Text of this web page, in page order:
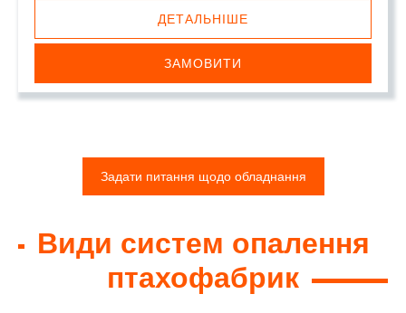
ДЕТАЛЬНІШЕ
ЗАМОВИТИ
Задати питання щодо обладнання
Види систем опалення
птахофабрик